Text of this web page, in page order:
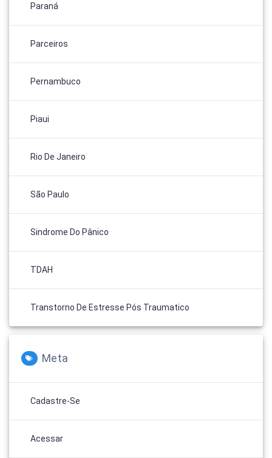
Paraná
Parceiros
Pernambuco
Piaui
Rio De Janeiro
São Paulo
Sindrome Do Pânico
TDAH
Transtorno De Estresse Pós Traumatico
Meta
Cadastre-Se
Acessar